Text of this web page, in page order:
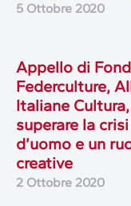
5 Ottobre 2020
Appello di
Federculture,
Italiane
superare la
d’uomo e un
creative
2 Ottobre 2020